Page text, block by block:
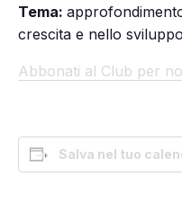
Tema:
crescita e nello
Abbonati al Club per
Salva nel tuo